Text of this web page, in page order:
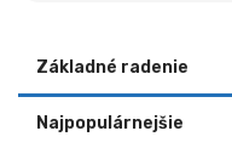
Základné radenie
Najpopulárnejšie